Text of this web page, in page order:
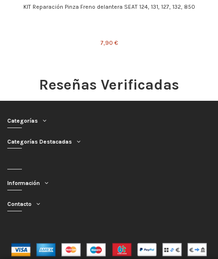
KIT Reparación Pinza Freno delantera SEAT 124, 131, 127, 132, 850
7,90 €
Reseñas Verificadas
Categorías
Categorías Destacadas
Información
Contacto